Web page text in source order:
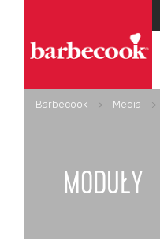
Barbecook > Media >
MODUŁY